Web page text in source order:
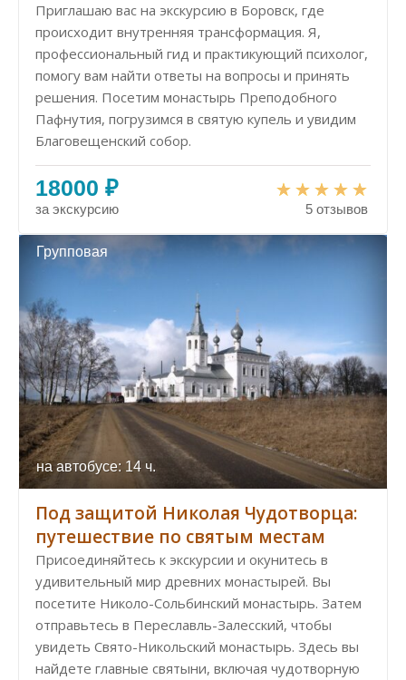
Приглашаю вас на экскурсию в Боровск, где
происходит внутренняя трансформация. Я,
профессиональный гид и практикующий психолог,
помогу вам найти ответы на вопросы и принять
решения. Посетим монастырь Преподобного
Пафнутия, погрузимся в святую купель и увидим
Благовещенский собор.
18000 ₽
за экскурсию 5 отзывов
Групповая
на автобусе: 14 ч.
Под защитой Николая Чудотворца:
путешествие по святым местам
Присоединяйтесь к экскурсии и окунитесь в
удивительный мир древних монастырей. Вы
посетите Николо-Сольбинский монастырь. Затем
отправьтесь в Переславль-Залесский, чтобы
увидеть Свято-Никольский монастырь. Здесь вы
найдете главные святыни, включая чудотворную